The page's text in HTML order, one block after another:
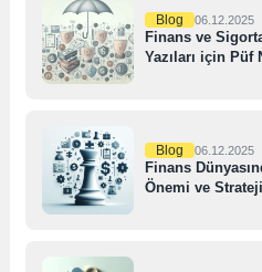
Blog 06.12.2025
Finans ve
Yazıları için Püf
Blog 06.12.2025
Finans
Önemi ve